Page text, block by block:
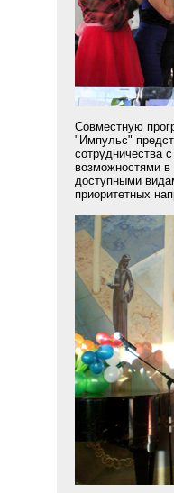
Совместную
"Импульс"
сотрудничества
возможностями в
доступными
приоритетных